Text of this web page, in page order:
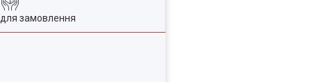
для замовлення